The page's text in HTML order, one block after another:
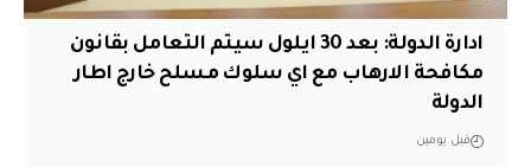
ادارة الدولة: بعد 30 ايلول سيتم التعامل بقانون
مكافحة الارهاب مع اي سلوك مسلح خارج اطار
الدولة
قبل يومين